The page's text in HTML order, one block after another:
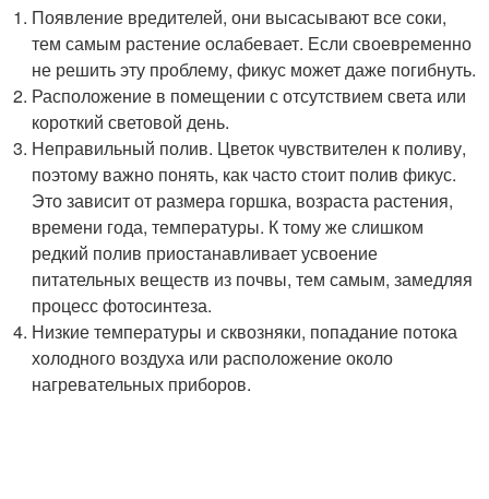
Появление вредителей, они высасывают все соки,
тем самым растение ослабевает. Если своевременно
не решить эту проблему, фикус может даже погибнуть.
Расположение в помещении с отсутствием света или
короткий световой день.
Неправильный полив. Цветок чувствителен к поливу,
поэтому важно понять, как часто стоит полив фикус.
Это зависит от размера горшка, возраста растения,
времени года, температуры. К тому же слишком
редкий полив приостанавливает усвоение
питательных веществ из почвы, тем самым, замедляя
процесс фотосинтеза.
Низкие температуры и сквозняки, попадание потока
холодного воздуха или расположение около
нагревательных приборов.